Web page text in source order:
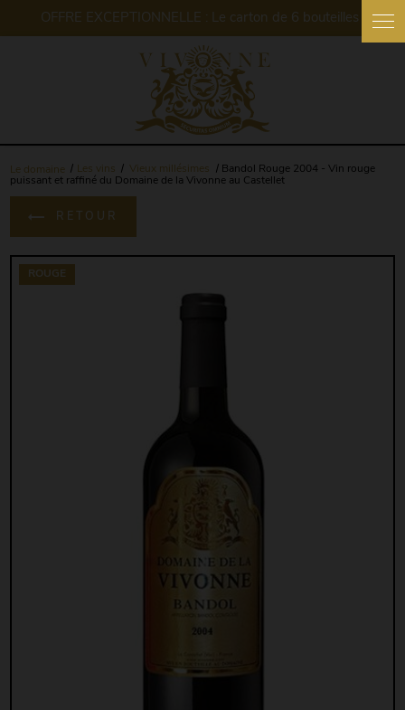
Le domaine Les vins Vieux millésimes
Bandol Rouge 2004 - Vin rouge
puissant et raffiné du Domaine de la Vivonne au Castellet
RETOUR
ROUGE